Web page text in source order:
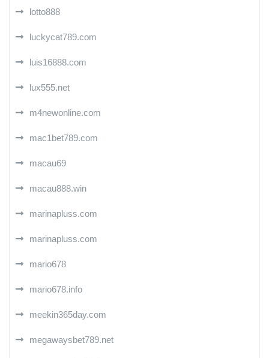
lotto888
luckycat789.com
luis16888.com
lux555.net
m4newonline.com
mac1bet789.com
macau69
macau888.win
marinapluss.com
marinapluss.com
mario678
mario678.info
meekin365day.com
megawaysbet789.net